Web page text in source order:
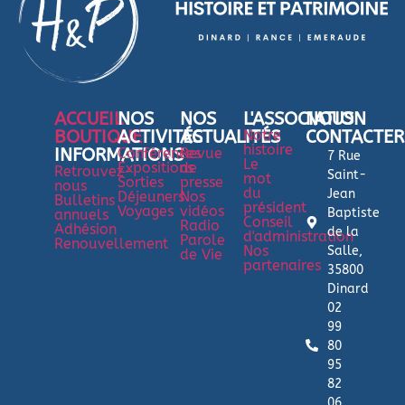
ACCUEIL
BOUTIQUE
INFORMATIONS
Retrouvez-
nous
Bulletins
annuels
Adhésion
Renouvellement
NOS
ACTIVITÉS
Conférences
Expositions
Sorties
Déjeuners
Voyages
NOS
ACTUALITÉS
Revue
de
presse
Nos
vidéos
Radio
Parole
de Vie
L'ASSOCIATION
Notre
histoire
Le
mot
du
président
Conseil
d'administration
Nos
partenaires
NOUS
CONTACTER
7 Rue
Saint-
Jean
Baptiste
de la
Salle,
35800
Dinard
02
99
80
95
82